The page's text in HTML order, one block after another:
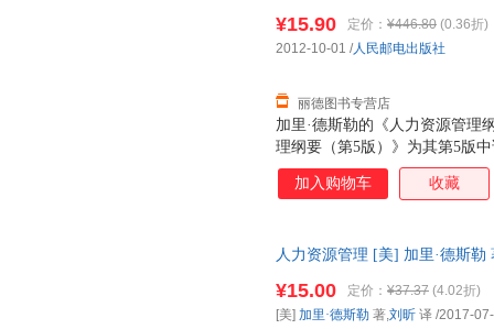
票！
加里·德斯勒的《人力资源管理
理纲要（第5版）》为其第5版
10章加模块A，阐述了人力资
工测试与甄选、培训发展、绩
版）》不仅适合大学本科阶段
¥15.90 定价： ¥446.80 (0.36折)
丽德图书专营店
2012-10-01 /人民邮电出版社
加入购物车 收藏
人力资源管理 [美] 加里·德斯
¥15.00 定价： ¥37.37 (4.02折)
[美] 加里·德斯勒 著,刘昕 译 /2017-